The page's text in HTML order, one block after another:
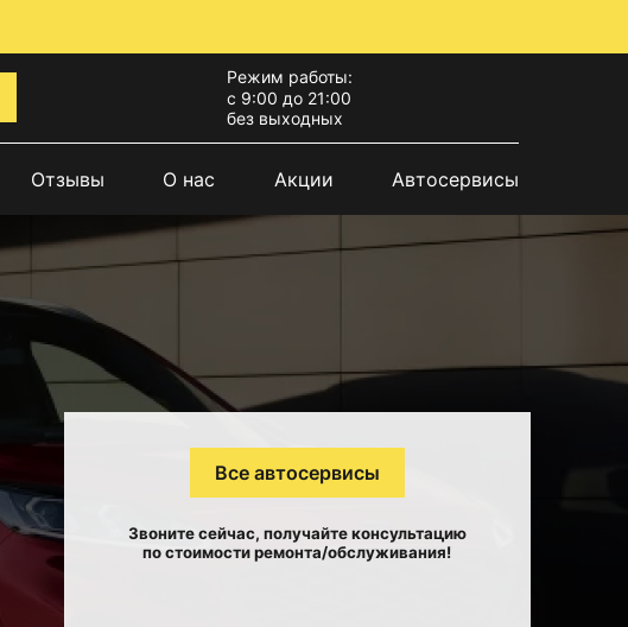
Режим работы:
с 9:00 до 21:00
без выходных
Отзывы О нас Акции Автосервисы
Все автосервисы
Звоните сейчас, получайте консультацию
по стоимости ремонта/обслуживания!